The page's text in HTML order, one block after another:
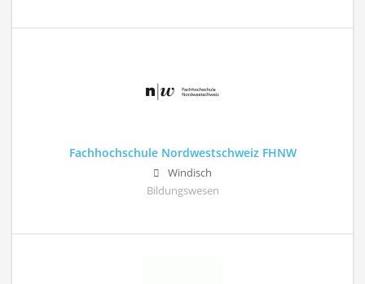
Fachhochschule Nordwestschweiz FHNW
Windisch
Bildungswesen